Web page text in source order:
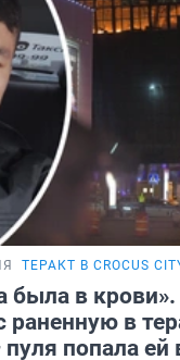
ТЕРАКТ В CROCUS
была в
раненную в
попала ей